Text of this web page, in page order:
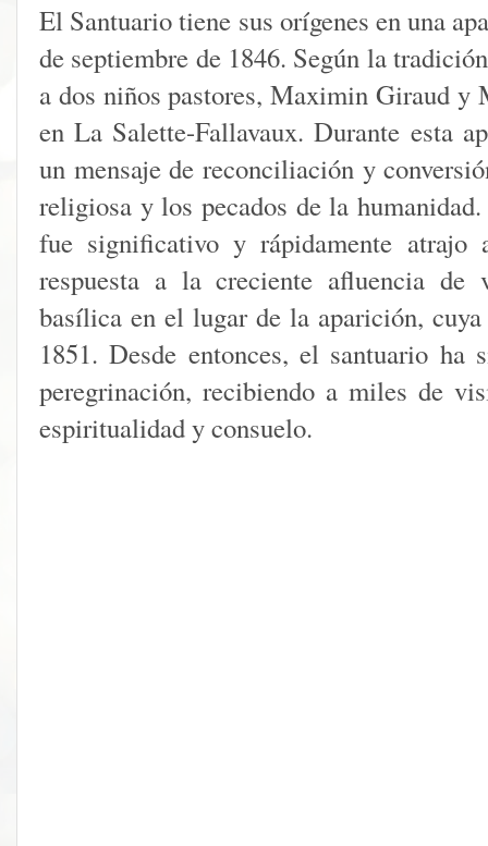
El Santuario tiene sus orígenes en una
de septiembre de 1846. Según la
a dos niños pastores, Maximin Giraud y
en La Salette-Fallavaux. Durante esta
un mensaje de reconciliación y
religiosa y los pecados de la
fue significativo y rápidamente atrajo
respuesta a la creciente afluencia de
basílica en el lugar de la aparición,
1851. Desde entonces, el santuario ha
peregrinación, recibiendo a miles de
espiritualidad y consuelo.